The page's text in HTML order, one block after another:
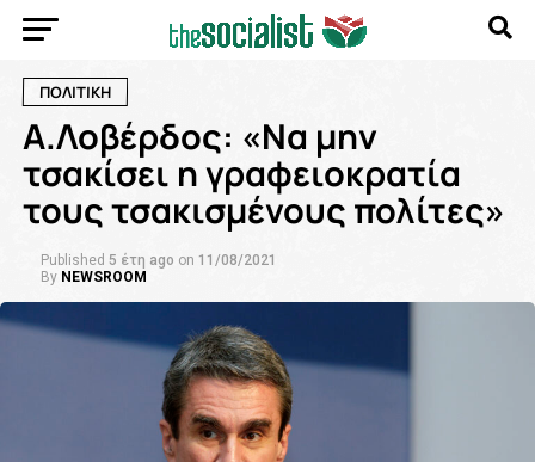
ΠΟΛΙΤΙΚΗ
Α.Λοβέρδος: «Να μην
τσακίσει η γραφειοκρατία
τους τσακισμένους πολίτες»
Published 5 έτη ago on 11/08/2021
By NEWSROOM